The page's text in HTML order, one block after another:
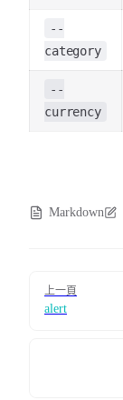
--
category
--
currency
Markdown
上一頁
alert